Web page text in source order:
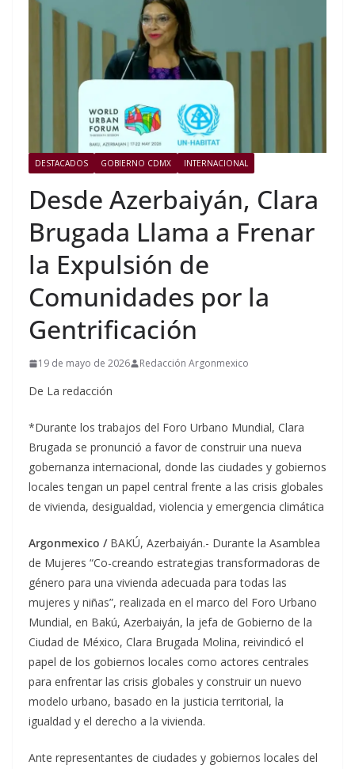
DESTACADOS GOBIERNO CDMX INTERNACIONAL
Desde Azerbaiyán, Clara
Brugada Llama a Frenar
la Expulsión de
Comunidades por la
Gentrificación
19 de mayo de 2026 Redacción Argonmexico
De La redacción
*Durante los trabajos del Foro Urbano Mundial, Clara
Brugada se pronunció a favor de construir una nueva
gobernanza internacional, donde las ciudades y gobiernos
locales tengan un papel central frente a las crisis globales
de vivienda, desigualdad, violencia y emergencia climática
Argonmexico / BAKÚ, Azerbaiyán.- Durante la Asamblea
de Mujeres “Co-creando estrategias transformadoras de
género para una vivienda adecuada para todas las
mujeres y niñas”, realizada en el marco del Foro Urbano
Mundial, en Bakú, Azerbaiyán, la jefa de Gobierno de la
Ciudad de México, Clara Brugada Molina, reivindicó el
papel de los gobiernos locales como actores centrales
para enfrentar las crisis globales y construir un nuevo
modelo urbano, basado en la justicia territorial, la
igualdad y el derecho a la vivienda.
Ante representantes de ciudades y gobiernos locales del